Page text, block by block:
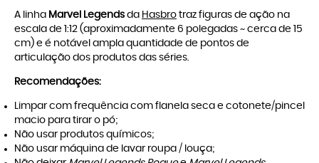
A linha Marvel Legends da Hasbro traz figuras de ação na
escala de 1:12 (aproximadamente 6 polegadas ~ cerca de 15
cm) e é notável ampla quantidade de pontos de
articulação dos produtos das séries.
Recomendações:
Limpar com frequência com flanela seca e cotonete/pincel
macio para tirar o pó;
Não usar produtos químicos;
Não usar máquina de lavar roupa / louça;